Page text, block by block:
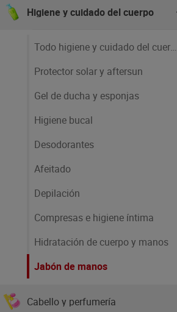
Higiene y cuidado del cuerpo
Todo higiene y cuidado del cuerpo
Protector solar y aftersun
Gel de ducha y esponjas
Higiene bucal
Desodorantes
Afeitado
Depilación
Compresas e higiene íntima
Hidratación de cuerpo y manos
Jabón de manos
Cabello y perfumería